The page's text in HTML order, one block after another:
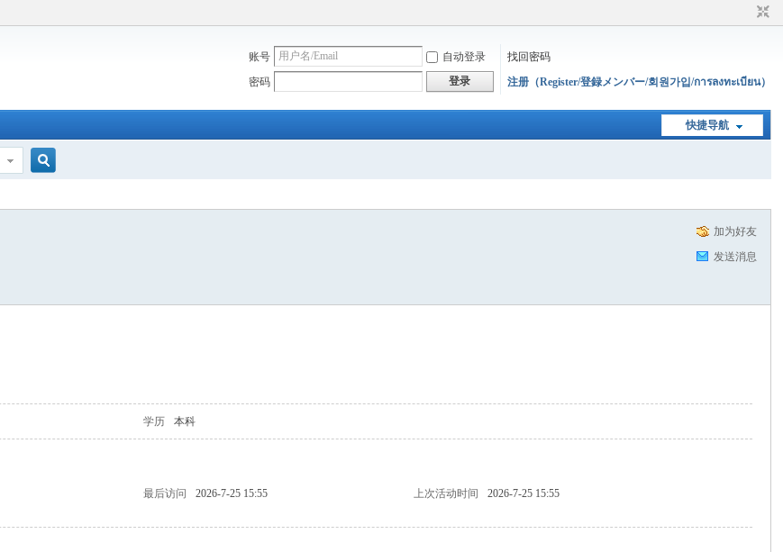
账号 自动登录
找回密码
密码
登录 注册（Register/登録メンバー/회원가입/การลงทะเบียน）
快捷导航
加为好友
发送消息
学历 本科
最后访问 2026-7-25 15:55 上次活动时间
2026-7-25 15:55